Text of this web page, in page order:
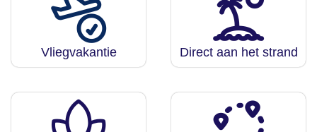
Vliegvakantie Direct aan het strand